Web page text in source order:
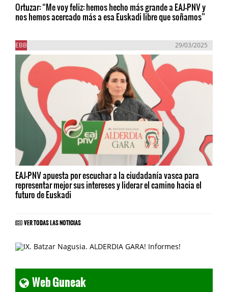
Ortuzar: “Me voy feliz: hemos hecho más grande a EAJ-PNV y
nos hemos acercado más a esa Euskadi libre que soñamos”
EBB 29/03/2025
EAJ-PNV apuesta por escuchar a la ciudadanía vasca para
representar mejor sus intereses y liderar el camino hacia el
futuro de Euskadi
VER TODAS LAS NOTICIAS
Web Guneak